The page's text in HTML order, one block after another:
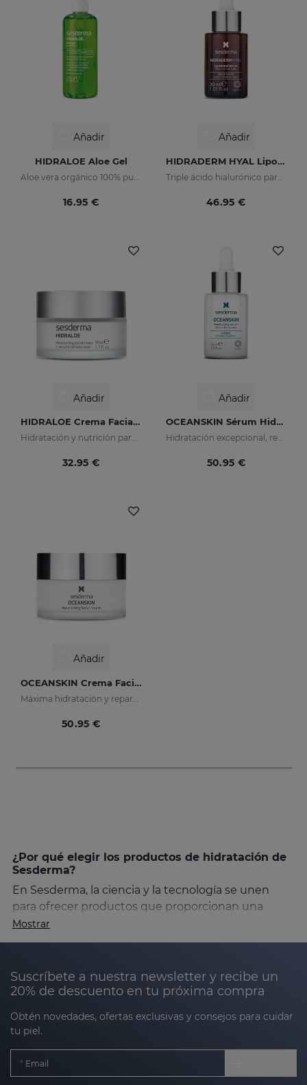
Añadir
HIDRALOE Aloe Gel
16.95 €
Añadir
HIDRADERM HYAL Liposomal Serum
46.95 €
Añadir
HIDRALOE Crema Facial Hidratante
Hidratación y nutrición para pieles secas y sensibles
32.95 €
Añadir
OCEANSKIN Sérum Hidratante
Hidratación excepcional, regenera y recupera la elasticidad de la piel
50.95 €
Añadir
OCEANSKIN Crema Facial Nutritiva
50.95 €
¿Por qué elegir los productos de hidratación de
Sesderma?
En Sesderma, la ciencia y la tecnología se unen
para ofrecer productos que proporcionan una
hidratación duradera, respetando la estructura
hidratación , desde pieles secas y sensibles hasta
mixtas o grasas. Gracias a ingredientes de alta
de hidratación de Sesdermagarantizan una
absorción rápida y profunda, logrando resultados
visibles desde las primeras aplicaciones
Mostrar
Suscríbete a nuestra newsletter y recibe un
20% de descuento en tu próxima compra
Obtén novedades, ofertas exclusivas y consejos para cuidar
tu piel.
Email